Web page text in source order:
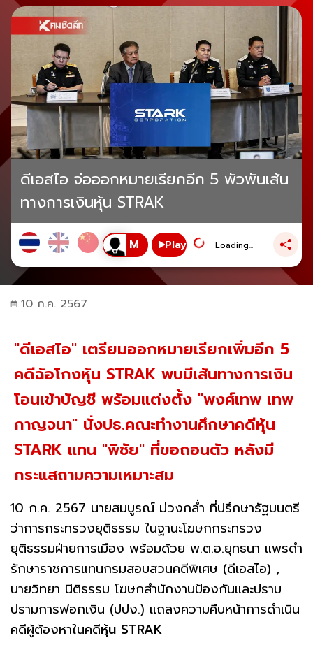
ดีเอสไอ จ่อออกหมายเรียกอีก 5 พัวพันเส้น
ทางการเงินหุ้น STRAK
Play Loading...
10 ก.ค. 2567
"ดีเอสไอ" เตรียมออกหมายเรียกเพิ่มอีก 5
คดีฉ้อโกงหุ้น STRAK พบมีเส้นทางการเงิน
โอนเข้าบัญชี พร้อมแต่งตั้ง "พงศ์เทพ เทพ
กาญจนา" นั่งปธ.คณะทำงานศึกษาคดีหุ้น
STARK แทน "พิชัย" ที่ขอถอนตัว หลังมี
กระแสถามความเหมาะสม
10 ก.ค. 2567 นายสมบูรณ์ ม่วงกล่ำ ที่ปรึกษารัฐมนตรี
ว่าการกระทรวงยุติธรรม ในฐานะโฆษกกระทรวง
ยุติธรรมฝ่ายการเมือง พร้อมด้วย พ.ต.อ.ยุทธนา แพรดำ
รักษาราชการแทนกรมสอบสวนคดีพิเศษ (ดีเอสไอ) ,
นายวิทยา นีติธรรม โฆษกสำนักงานป้องกันและปราบ
ปรามการฟอกเงิน (ปปง.) แถลงความคืบหน้าการดำเนิน
คดีผู้ต้องหาในคดีหุ้น STRAK